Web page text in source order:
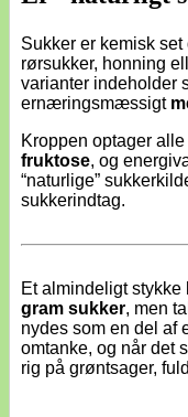
Sukker er kemisk
rørsukker, honning
varianter indeholder
ernæringsmæssigt
Kroppen optager
fruktose, og
“naturlige”
sukkerindtag.
Et almindeligt
gram sukker, men
nydes som en del af
omtanke, og når det
rig på grøntsager,